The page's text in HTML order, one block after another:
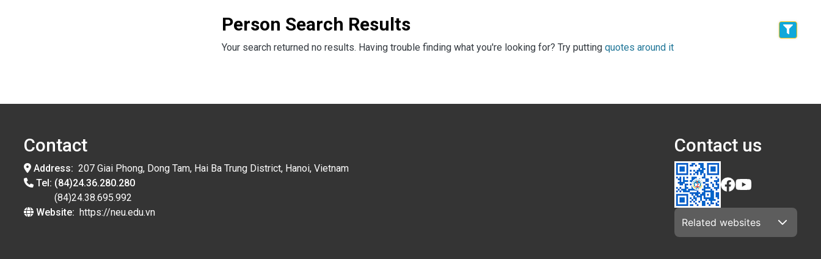
Person Search Results
Your search returned no results. Having trouble finding what you're looking for? Try putting quotes around it
Contact
Address: 207 Giai Phong, Dong Tam, Hai Ba Trung District, Hanoi, Vietnam
Tel: (84)24.36.280.280
(84)24.38.695.992
Website: https://neu.edu.vn
Contact us
Related websites